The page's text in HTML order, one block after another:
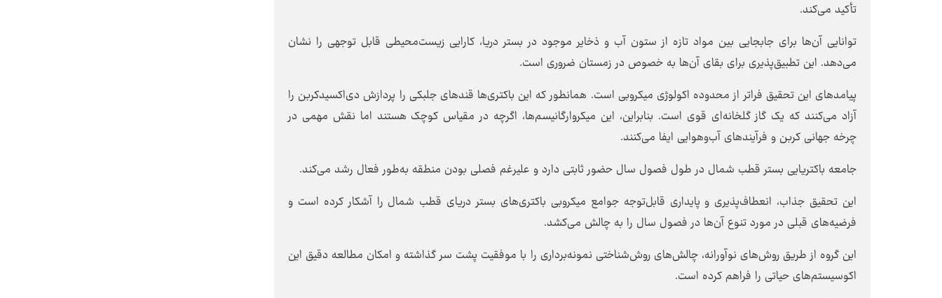
تأکید می‌کند.
توانایی آن‌ها برای جابجایی بین مواد تازه از ستون آب و ذخایر موجود در بستر دریا، کارایی زیست‌محیطی قابل توجهی را نشان
می‌دهد. این تطبیق‌پذیری برای بقای آن‌ها به خصوص در زمستان ضروری است.
پیامدهای این تحقیق فراتر از محدوده اکولوژی میکروبی است. همانطور که این باکتری‌ها قندهای جلبکی را پردازش دی‌اکسیدکربن را
آزاد می‌کنند که یک گاز گلخانه‌ای قوی است. بنابراین، این میکروارگانیسم‌ها، اگرچه در مقیاس کوچک هستند اما نقش مهمی در
چرخه جهانی کربن و فرآیندهای آب‌وهوایی ایفا می‌کنند.
جامعه باکتریایی بستر قطب شمال در طول فصول سال حضور ثابتی دارد و علیرغم فصلی بودن منطقه به‌طور فعال رشد می‌کند.
این تحقیق جذاب، انعطاف‌پذیری و پایداری قابل‌توجه جوامع میکروبی باکتری‌های بستر دریای قطب شمال را آشکار کرده است و
فرضیه‌های قبلی در مورد تنوع آن‌ها در فصول سال را به چالش می‌کشد.
این گروه از طریق روش‌های نوآورانه، چالش‌های روش‌شناختی نمونه‌برداری را با موفقیت پشت سر گذاشته و امکان مطالعه دقیق این
اکوسیستم‌های حیاتی را فراهم کرده است.